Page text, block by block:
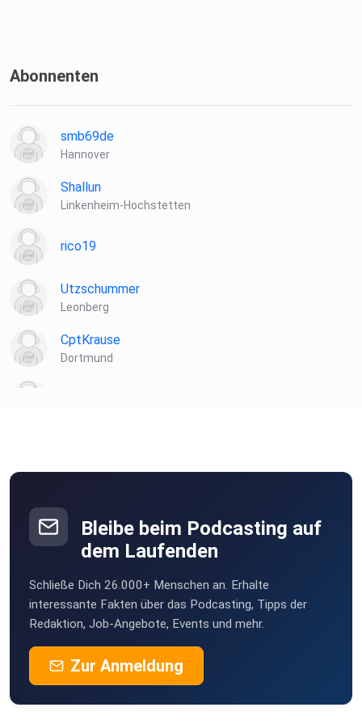
Abonnenten
smb69de
Hannover
Shallun
Linkenheim-Hochstetten
rico19
Utzschummer
Leonberg
CptKrause
Dortmund
Bleibe beim Podcasting auf
dem Laufenden
Schließe Dich 26.000+ Menschen an. Erhalte
interessante Fakten über das Podcasting, Tipps der
Redaktion, Job-Angebote, Events und mehr.
Zur Anmeldung